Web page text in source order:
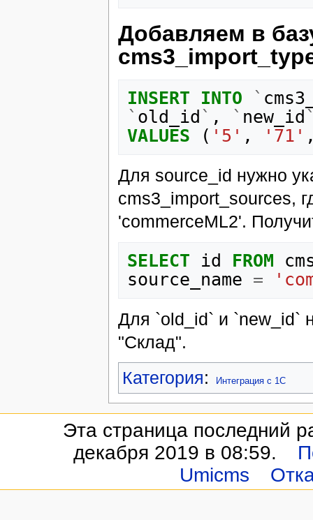
Добавляем в
INSERT INTO `
` old_id ` , ` new_id
VALUES
( '5' , '71'
Для source_id нужно
cms3_import_sources,
'commerceML2'.
SELECT id FROM
source_name =
Для `old_id` и `new_id`
"Склад".
Категория: Интеграция с 1С
Эта страница последний
декабря 2019 в 08:59.
Umicms